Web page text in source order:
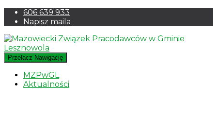
606 639 933
Napisz maila
Przełącz Nawigację
MZPwGL
Aktualności